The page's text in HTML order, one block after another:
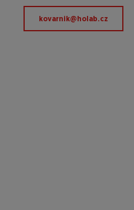
zc.baloh@kinravok